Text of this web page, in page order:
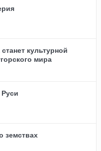
культурной
мира
земствах